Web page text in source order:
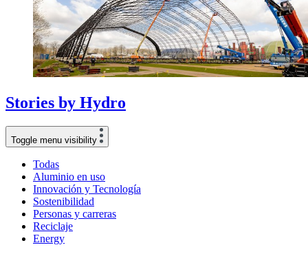
Stories by Hydro
Toggle menu visibility
Todas
Aluminio en uso
Innovación y Tecnología
Sostenibilidad
Personas y carreras
Reciclaje
Energy